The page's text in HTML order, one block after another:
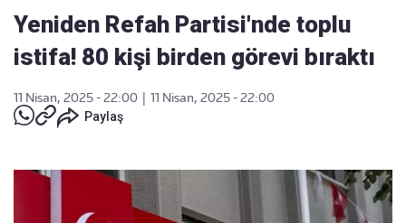
Yeniden Refah Partisi'nde toplu
istifa! 80 kişi birden görevi bıraktı
11 Nisan, 2025 - 22:00
11 Nisan, 2025 - 22:00
Paylaş